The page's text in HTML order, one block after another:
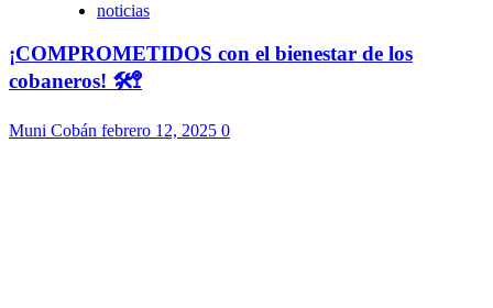
noticias
¡COMPROMETIDOS con el bienestar de los
cobaneros! 🛠️🚏
Muni Cobán febrero 12, 2025 0